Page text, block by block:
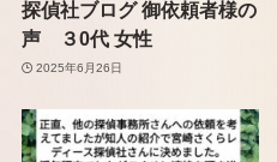
探偵社ブログ 御依頼者様の
声 ３0代 女性
2025年6月26日